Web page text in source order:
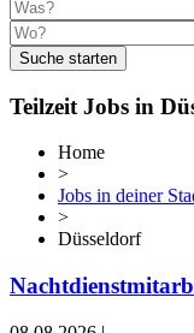
Suche starten
Teilzeit Jobs in
Home
>
Jobs in deiner
>
Düsseldorf